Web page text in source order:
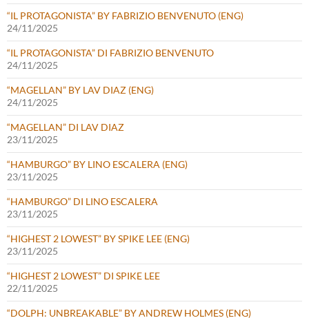
“IL PROTAGONISTA” BY FABRIZIO BENVENUTO (ENG)
24/11/2025
“IL PROTAGONISTA” DI FABRIZIO BENVENUTO
24/11/2025
“MAGELLAN” BY LAV DIAZ (ENG)
24/11/2025
“MAGELLAN” DI LAV DIAZ
23/11/2025
“HAMBURGO” BY LINO ESCALERA (ENG)
23/11/2025
“HAMBURGO” DI LINO ESCALERA
23/11/2025
“HIGHEST 2 LOWEST” BY SPIKE LEE (ENG)
23/11/2025
“HIGHEST 2 LOWEST” DI SPIKE LEE
22/11/2025
“DOLPH: UNBREAKABLE” BY ANDREW HOLMES (ENG)